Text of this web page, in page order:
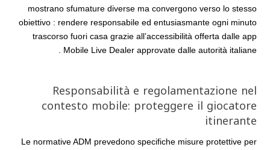
mostrano sfumature diverse ma convergono verso lo stesso
obiettivo : rendere responsabile ed entusiasmante ogni minuto
trascorso fuori casa grazie all’accessibilità offerta dalle app
Mobile Live Dealer approvate dalle autorità italiane .
Responsabilità e regolamentazione nel
contesto mobile: proteggere il giocatore
itinerante
Le normative ADM prevedono specifiche misure protettive per